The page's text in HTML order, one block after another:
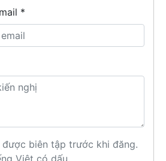
*
được biên tập trước khi đăng.